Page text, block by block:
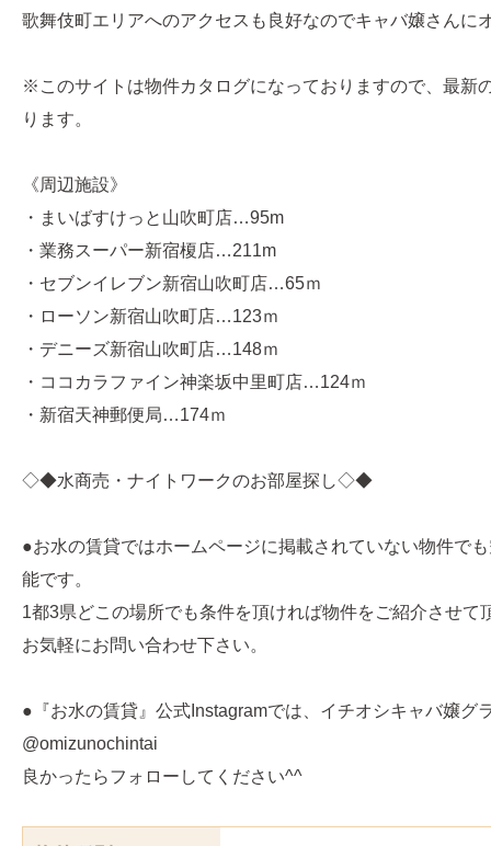
歌舞伎町エリアへのアクセスも良好なのでキャバ嬢さんに
※このサイトは物件カタログになっておりますので、最新
ります。
《周辺施設》
・まいばすけっと山吹町店…95m
・業務スーパー新宿榎店…211m
・セブンイレブン新宿山吹町店…65ｍ
・ローソン新宿山吹町店…123ｍ
・デニーズ新宿山吹町店…148ｍ
・ココカラファイン神楽坂中里町店…124ｍ
・新宿天神郵便局…174ｍ
◇◆水商売・ナイトワークのお部屋探し◇◆
●お水の賃貸ではホームページに掲載されていない物件で
能です。
1都3県どこの場所でも条件を頂ければ物件をご紹介させて
お気軽にお問い合わせ下さい。
●『お水の賃貸』公式Instagramでは、イチオシキャバ嬢グ
@omizunochintai
良かったらフォローしてください^^